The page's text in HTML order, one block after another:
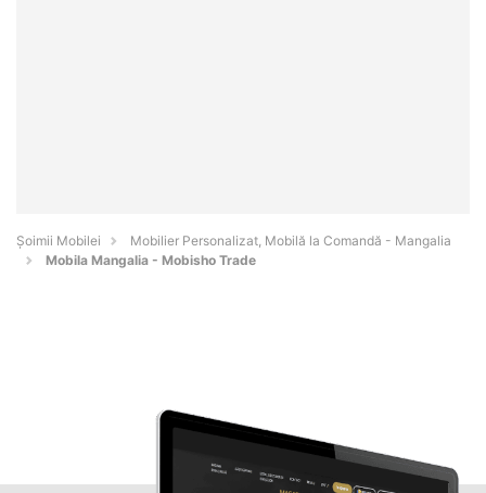
Șoimii Mobilei
Mobilier Personalizat, Mobilă la Comandă - Mangalia
Mobila Mangalia - Mobisho Trade